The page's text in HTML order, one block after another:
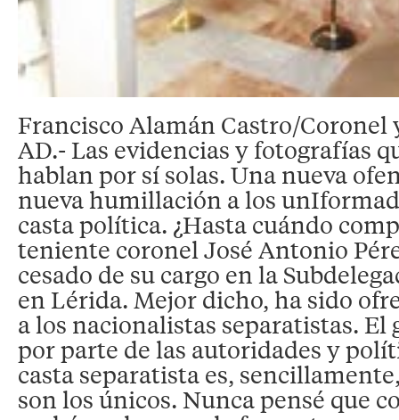
Francisco Alamán Castro/Coronel
AD.- Las evidencias y fotografías
hablan por sí solas. Una nueva
nueva humillación a los
casta política. ¿Hasta cuándo
teniente coronel José Antonio
cesado de su cargo en la
en Lérida. Mejor dicho, ha sido
a los nacionalistas separatistas. El
por parte de las autoridades y
casta separatista es,
son los únicos. Nunca pensé que